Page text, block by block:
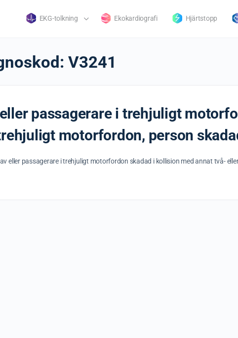
EKG-tolkning Ekokardiografi Hjärtstopp
V3241
passagerare i trehjuligt
motorfordon, person
eller passagerare i trehjuligt motorfordon skadad i kollision med annat två-